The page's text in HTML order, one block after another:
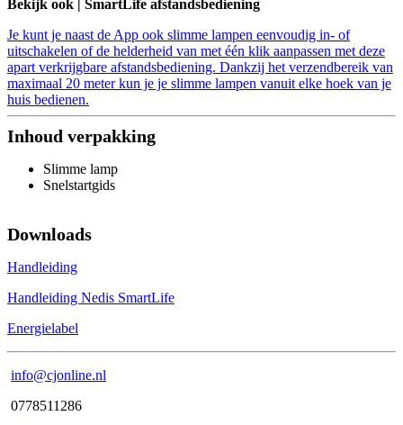
Bekijk ook | SmartLife afstandsbediening
Je kunt je naast de App ook slimme lampen eenvoudig in- of
uitschakelen of de helderheid van met één klik aanpassen met deze
apart verkrijgbare afstandsbediening. Dankzij het verzendbereik van
maximaal 20 meter kun je je slimme lampen vanuit elke hoek van je
huis bedienen.
Inhoud verpakking
Slimme lamp
Snelstartgids
Downloads
Handleiding
Handleiding Nedis SmartLife
Energielabel
info@cjonline.nl
0778511286